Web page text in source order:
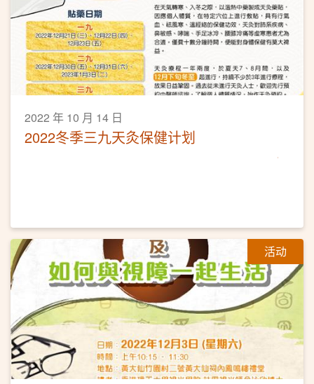
2022 年 10 月 14 日
2022冬季三九天灸保健计划
活动